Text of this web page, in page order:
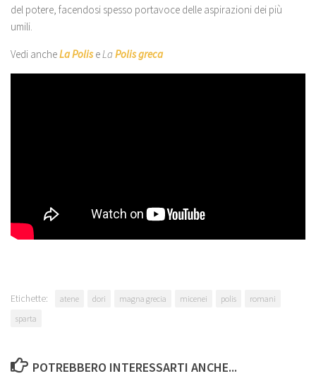
del potere, facendosi spesso portavoce delle aspirazioni dei più
umili.
Vedi ancheLa PoliseLaPolis greca
Etichette: atene dori magna grecia micenei polis
romani
sparta
POTREBBERO INTERESSARTI ANCHE...